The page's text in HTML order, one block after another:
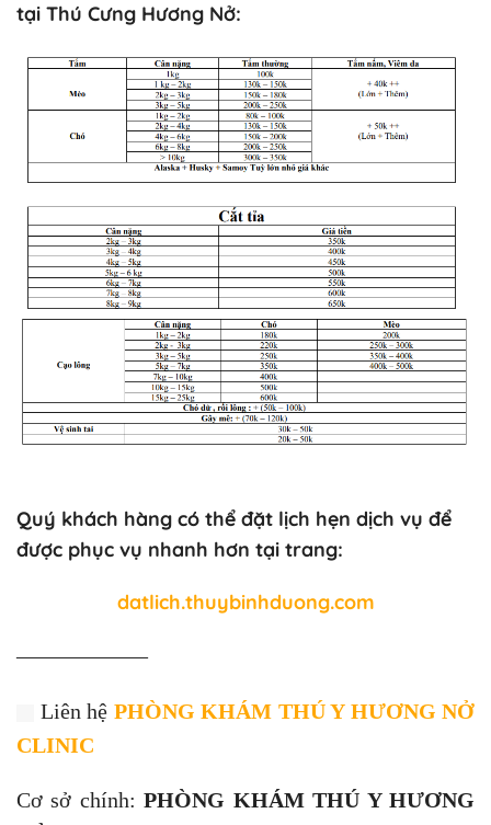
tại Thú Cưng Hương Nở:
Quý khách hàng có thể đặt lịch hẹn dịch vụ để
được phục vụ nhanh hơn tại trang:
datlich.thuybinhduong.com
——————
Liên hệ PHÒNG KHÁM THÚ Y HƯƠNG NỞ
CLINIC
Cơ sở chính:PHÒNG KHÁM THÚ Y HƯƠNG